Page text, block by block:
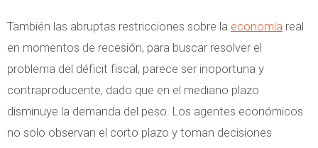
También las abruptas restricciones sobre la economía real
en momentos de recesión, para buscar resolver el
problema del déficit fiscal, parece ser inoportuna y
contraproducente, dado que en el mediano plazo
disminuye la demanda del peso. Los agentes económicos
no solo observan el corto plazo y toman decisiones